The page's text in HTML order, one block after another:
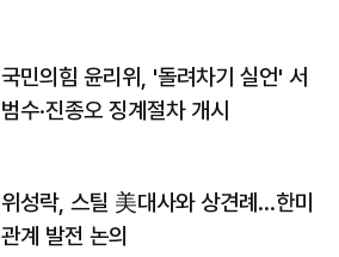
국민의힘 윤리위, '돌려차기 실언' 서
범수·진종오 징계절차 개시
위성락, 스틸 美대사와 상견례…한미
관계 발전 논의